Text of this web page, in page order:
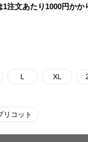
1注文あたり 1000円かか
L XL
リコット